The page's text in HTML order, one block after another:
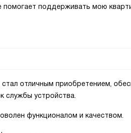
помогает поддерживать мою
отличным приобретением,
службы устройства.
функционалом и качеством.